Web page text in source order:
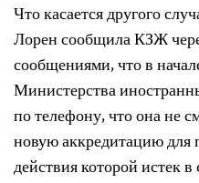
Что касается другого
Лорен сообщила КЗЖ
сообщениями, что в
Министерства
по телефону, что она не
новую аккредитацию для
действия которой истек